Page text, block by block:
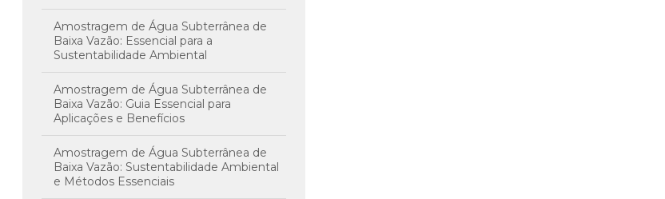
Amostragem de Água Subterrânea de
Baixa Vazão: Essencial para a
Sustentabilidade Ambiental
Amostragem de Água Subterrânea de
Baixa Vazão: Guia Essencial para
Aplicações e Benefícios
Amostragem de Água Subterrânea de
Baixa Vazão: Sustentabilidade Ambiental
e Métodos Essenciais